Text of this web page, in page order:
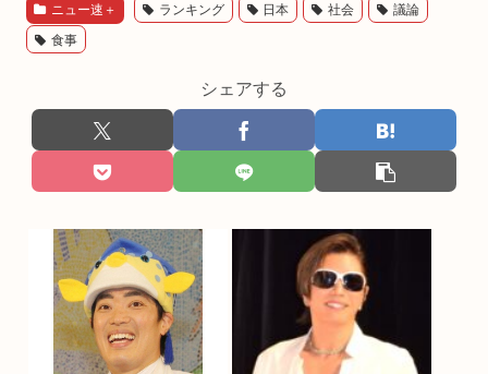
ニュー速＋ ランキング 日本 社会 議論
食事
シェアする